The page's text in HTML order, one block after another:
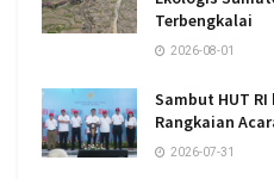
Terbengkalai
2026-08-01
Sambut HUT
Rangkaian
2026-07-31